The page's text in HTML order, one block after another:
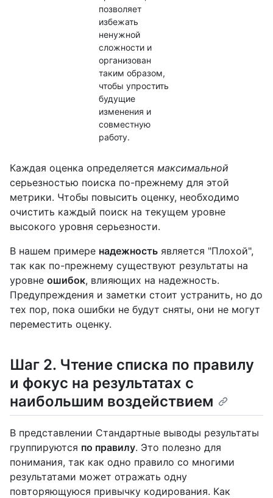
позволяет
избежать
ненужной
сложности и
организован
таким образом,
чтобы упростить
будущие
изменения и
совместную
работу.
Каждая оценка определяется максимальной
серьезностью поиска по-прежнему для этой
метрики. Чтобы повысить оценку, необходимо
очистить каждый поиск на текущем уровне
высокого уровня серьезности.
В нашем примере надежность является "Плохой",
так как по-прежнему существуют результаты на
уровне ошибок, влияющих на надежность.
Предупреждения и заметки стоит устранить, но до
тех пор, пока ошибки не будут сняты, они не могут
переместить оценку.
Шаг 2. Чтение списка по правилу
и фокус на результатах с
наибольшим воздействием
В представлении Стандартные выводы результаты
группируются по правилу. Это полезно для
понимания, так как одно правило со многими
результатами может отражать одну
повторяющуюся привычку кодирования. Как